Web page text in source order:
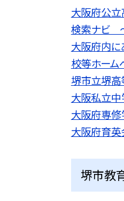
大阪府公
検索ナビ
大阪府内に
校等ホーム
堺市立堺
大阪私立
大阪府専
大阪府育英
堺市教